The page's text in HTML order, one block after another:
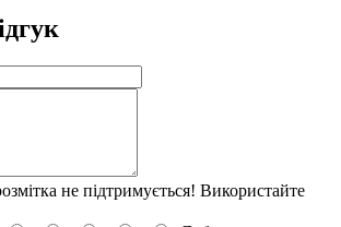
не підтримується! Використайте